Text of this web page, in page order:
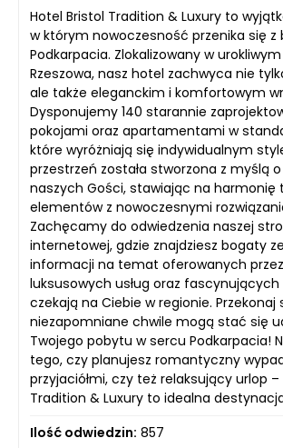
Hotel Bristol Tradition & Luxury to
w którym nowoczesność przenika się z
Podkarpacia. Zlokalizowany w
Rzeszowa, nasz hotel zachwyca nie
ale także eleganckim i komfortowym
Dysponujemy 140 starannie
pokojami oraz apartamentami w
które wyróżniają się indywidualnym
przestrzeń została stworzona z myślą
naszych Gości, stawiając na harmonię
elementów z nowoczesnymi
Zachęcamy do odwiedzenia naszej
internetowej, gdzie znajdziesz bogaty
informacji na temat oferowanych
luksusowych usług oraz fascynujących
czekają na Ciebie w regionie. Przekonaj
niezapomniane chwile mogą stać się
Twojego pobytu w sercu Podkarpacia!
tego, czy planujesz romantyczny
przyjaciółmi, czy też relaksujący urlop –
Tradition & Luxury to idealna
Ilość odwiedzin: 857